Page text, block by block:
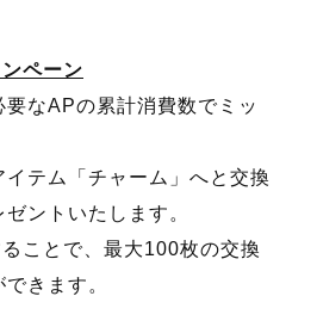
ペーン
要なAPの累計消費数でミッ
テム「チャーム」へと交換
ントいたします。
ことで、最大100枚の交換
きます。